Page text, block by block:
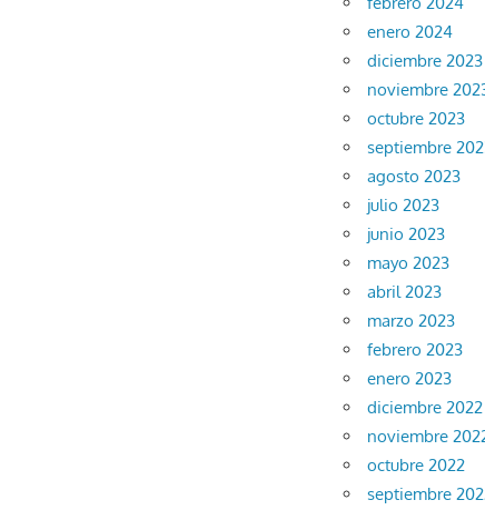
enero 2024
diciembre 2023
noviembre
octubre 2023
septiembre
agosto 2023
julio 2023
junio 2023
mayo 2023
abril 2023
marzo 2023
febrero 2023
enero 2023
diciembre 2022
noviembre
octubre 2022
septiembre